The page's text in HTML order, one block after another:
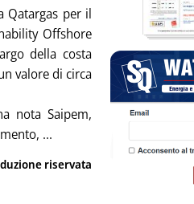
Qatargas per il
Offshore
della costa
valore di circa
nota Saipem,
...